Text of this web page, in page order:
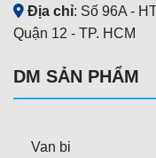
Địa chỉ: Số 96A -
Quận 12 - TP. HCM
DM SẢN PHẨM
Van bi